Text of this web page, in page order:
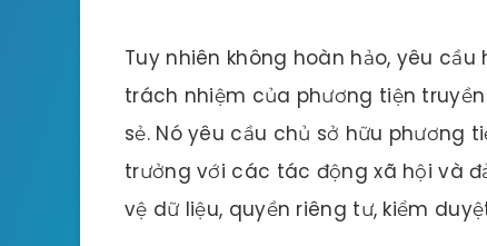
Tuy nhiên không hoàn hảo, yêu
trách nhiệm của phương tiện
sẻ. Nó yêu cầu chủ sở hữu phương
trưởng với các tác động xã hội và
vệ dữ liệu, quyền riêng tư, kiểm